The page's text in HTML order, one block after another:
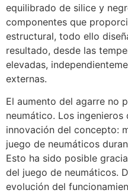
equilibrado de silice y
componentes que
estructural, todo ello
resultado, desde las
elevadas,
externas.
El aumento del agarre no
neumático. Los
innovación del concepto:
juego de neumáticos
Esto ha sido posible
del juego de neumáticos.
evolución del